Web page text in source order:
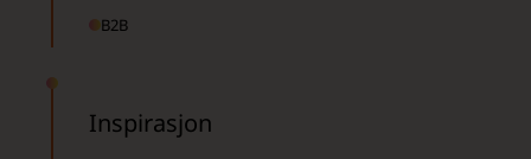
B2B
Inspirasjon